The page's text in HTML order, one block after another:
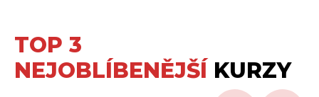
TOP 3
NEJOBLÍBENĚJŠÍ KURZY